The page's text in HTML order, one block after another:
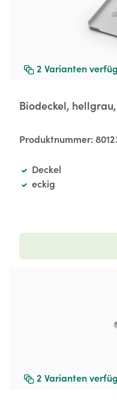
2 Varianten
Biodeckel,
Produktnummer:
Deckel
eckig
2 Varianten